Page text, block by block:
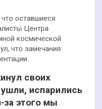
оставшиеся
Центра
космической
что замечания
своих
испарились
за этого мы